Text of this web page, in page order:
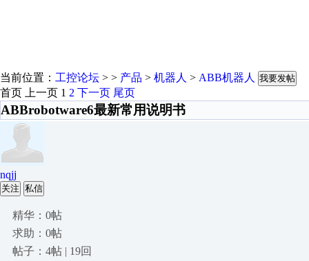
当前位置： 工控论坛 > > 产品 > 机器人 > ABB机器人 我要发帖
首页 上一页 1 2 下一页 尾页
ABBrobotware6最新常用说明书
nqjj
关注 私信
精华：0帖
求助：0帖
帖子：4帖 | 19回